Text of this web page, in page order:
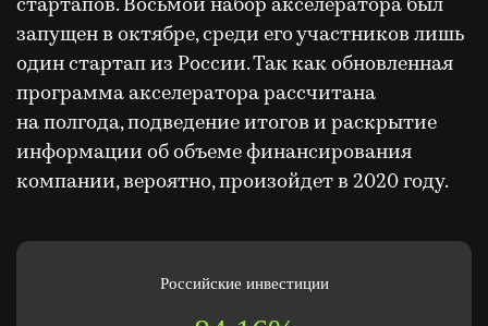
запущен в октябре, среди его участников лишь
один стартап из России. Так как обновленная
программа акселератора рассчитана
на полгода, подведение итогов и раскрытие
информации об объеме финансирования
компании, вероятно, произойдет в 2020 году.
Российские инвестиции